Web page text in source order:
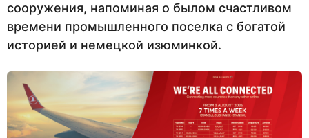
сооружения, напоминая о былом счастливом
времени промышленного поселка с богатой
историей и немецкой изюминкой.